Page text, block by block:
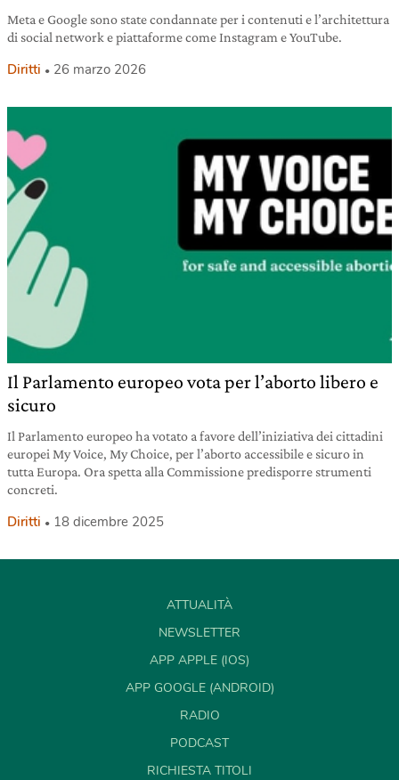
Meta e Google sono state condannate per i contenuti e l’architettura
di social network e piattaforme come Instagram e YouTube.
Diritti 26 marzo 2026
Il Parlamento europeo vota per l’aborto libero e
sicuro
Il Parlamento europeo ha votato a favore dell’iniziativa dei cittadini
europei My Voice, My Choice, per l’aborto accessibile e sicuro in
tutta Europa. Ora spetta alla Commissione predisporre strumenti
concreti.
Diritti 18 dicembre 2025
ATTUALITÀ
NEWSLETTER
APP APPLE (IOS)
APP GOOGLE (ANDROID)
RADIO
PODCAST
RICHIESTA TITOLI